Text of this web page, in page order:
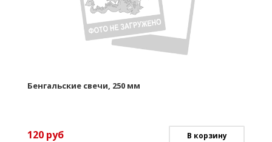
Бенгальские свечи, 250 мм
120 руб В корзину